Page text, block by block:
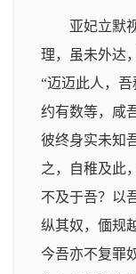
亚妃立默
理，虽未外达
“迈迈此人，
约有数等，咸
彼终身实未知
之，自稚及此
不及于吾？以
纵其奴，偭规
今吾亦不复罪